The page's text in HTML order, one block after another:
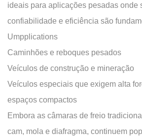
ideais para aplicações pesadas onde
confiabilidade e eficiência são
Umpplications
Caminhões e reboques pesados
Veículos de construção e mineração
Veículos especiais que exigem alta
espaços compactos
Embora as câmaras de freio
cam, mola e diafragma, continuem